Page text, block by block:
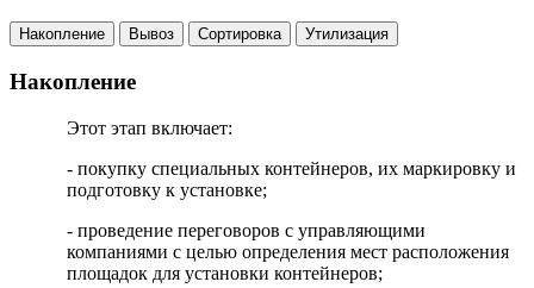
Накопление Вывоз Сортировка Утилизация
Накопление
Этот этап включает:
- покупку специальных контейнеров, их маркировку и
подготовку к установке;
- проведение переговоров с управляющими
компаниями с целью определения мест расположения
площадок для установки контейнеров;